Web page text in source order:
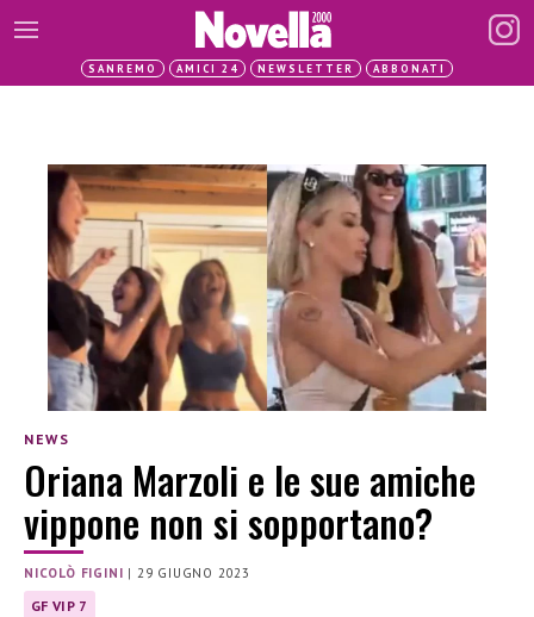
SANREMO AMICI 24 NEWSLETTER ABBONATI
NEWS
Oriana Marzoli e le sue amiche
vippone non si sopportano?
NICOLÒ FIGINI | 29 GIUGNO 2023
GF VIP 7